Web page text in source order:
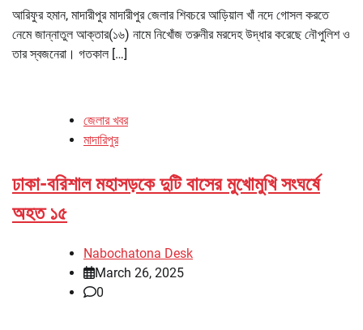
আরিফুর হমান, মাদারীপুর মাদারীপুর জেলার শিবচরে আড়িয়াল খাঁ নদে গোসল করতে
নেমে জান্নাতুল আক্তার(১৬) নামে নিখোঁজ তরুনীর মরদেহ উদ্ধার করেছে নৌপুলিশ ও
তার স্বজনেরা। গতকাল […]
জেলার খবর
মাদারিপুর
ঢাকা-বরিশাল মহাসড়কে দুটি বাসের মুখোমুখি সংঘর্ষে
অহত ১৫
Nabochatona Desk
March 26, 2025
0